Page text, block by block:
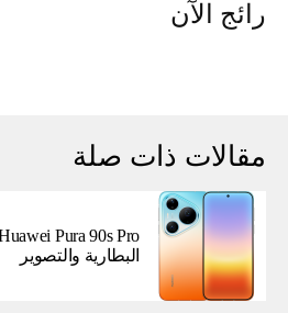
رائج الآن
مقالات ذات صلة
البطارية والتصوير